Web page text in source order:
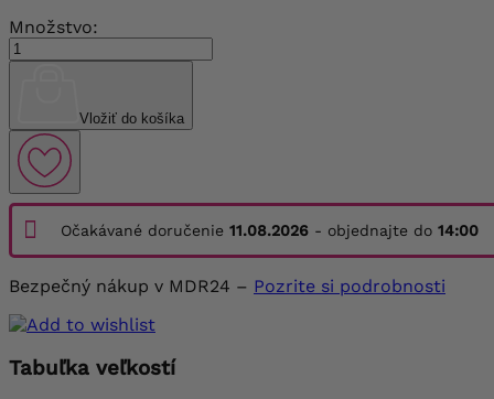
Množstvo:
Vložiť do košíka
Očakávané doručenie 11.08.2026 - objednajte do 14:00
Bezpečný nákup v MDR24 – Pozrite si podrobnosti
Tabuľka veľkostí